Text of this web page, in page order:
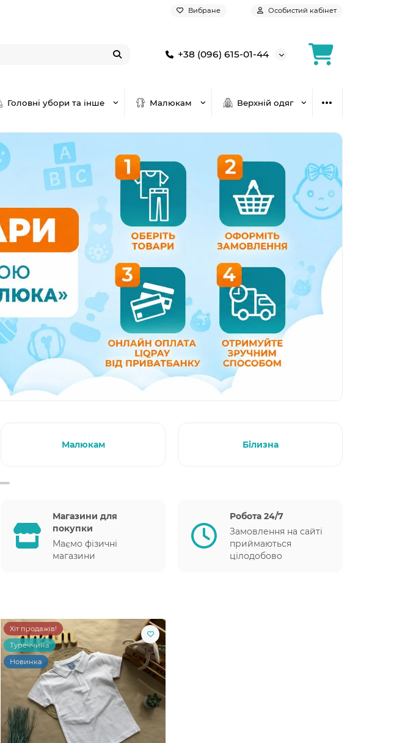
Вибране Особистий кабінет
+38 (096) 615-01-44
Головні убори та інше Малюкам Верхній одяг
Малюкам Білизна
Магазини для
покупки
Маємо фізичні
магазини
Робота 24/7
Замовлення на сайті
приймаються
цілодобово
Хіт продажів!
Туреччина
Новинка